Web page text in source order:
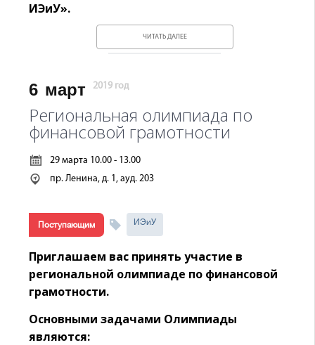
ИЭиУ».
ЧИТАТЬ ДАЛЕЕ
6 март 2019 год
Региональная олимпиада по
финансовой грамотности
29 марта 10.00 - 13.00
пр. Ленина, д. 1, ауд. 203
Поступающим ИЭиУ
Приглашаем вас принять участие в
региональной олимпиаде по финансовой
грамотности.
Основными задачами Олимпиады
являются: